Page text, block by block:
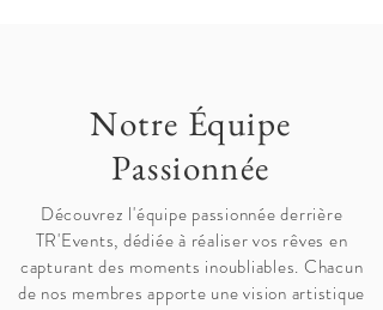
Notre Équipe
Passionnée
Découvrez l'équipe passionnée derrière
TR'Events, dédiée à réaliser vos rêves en
capturant des moments inoubliables. Chacun
de nos membres apporte une vision artistique